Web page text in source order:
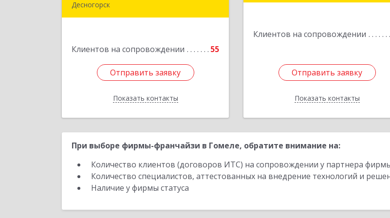
Десногорск
Клиентов на сопровождении 55
Отправить заявку
Показать контакты
Отправить заявку
Назад
Клиентов на сопровождении
Отправить заявку
Показать контакты
Отправить заявку
Назад
При выборе фирмы-франчайзи в Гомеле, обратите внимание на:
Количество клиентов (договоров ИТС) на сопровождении у партнера
Количество специалистов, аттестованных на внедрение технологий и
Наличие у фирмы статуса